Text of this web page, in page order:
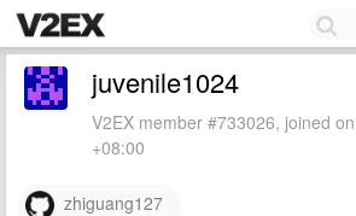
juvenile1024
V2EX member #733026, joined
+08:00
zhiguang127